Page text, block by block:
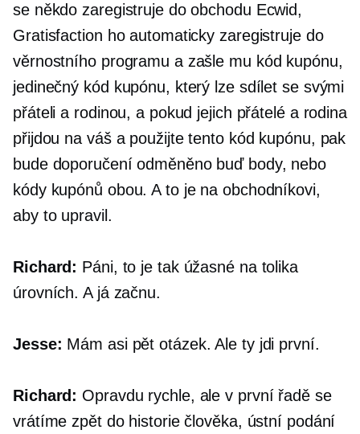
se někdo zaregistruje do obchodu Ecwid,
Gratisfaction ho automaticky zaregistruje do
věrnostního programu a zašle mu kód kupónu,
jedinečný kód kupónu, který lze sdílet se svými
přáteli a rodinou, a pokud jejich přátelé a rodina
přijdou na váš a použijte tento kód kupónu, pak
bude doporučení odměněno buď body, nebo
kódy kupónů obou. A to je na obchodníkovi,
aby to upravil.
Richard: Páni, to je tak úžasné na tolika
úrovních. A já začnu.
Jesse: Mám asi pět otázek. Ale ty jdi první.
Richard: Opravdu rychle, ale v první řadě se
vrátíme zpět do historie člověka, ústní podání